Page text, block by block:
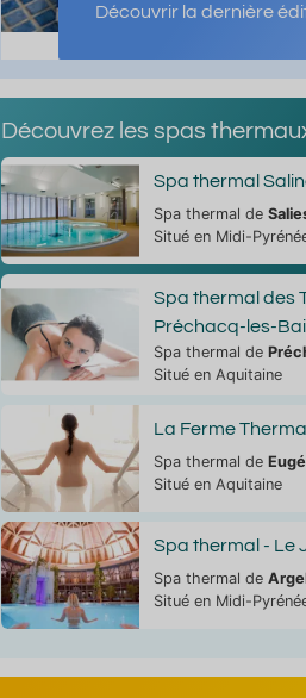
Découvrir la dernière
Découvrez les spas
Spa thermal
Spa thermal de
Situé en Midi-
Spa thermal des
Préchacq-les-
Spa thermal de
Situé en Aquitaine
La Ferme
Spa thermal de
Situé en Aquitaine
Spa thermal - Le
Spa thermal de
Situé en Midi-